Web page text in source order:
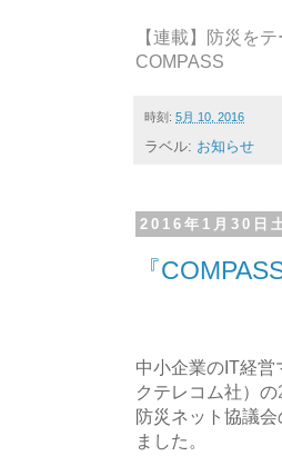
【連載】防災を
COMPASS
時刻: 5月 10, 2016
ラベル: お知らせ
2016年1月30日
『
中小企業のIT経
クテレコム社）の
防災ネット協議
ました。